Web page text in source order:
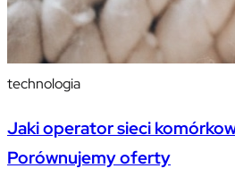
technologia
Jaki operator sieci
Porównujemy oferty